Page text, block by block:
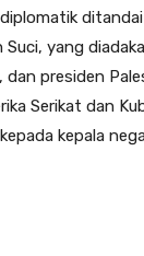
yang
presiden
Serikat dan
kepala